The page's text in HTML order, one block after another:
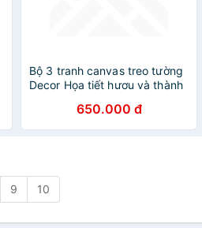
Bộ 3 tranh canvas treo tường
Decor Họa tiết hươu và thành
650.000 đ
9 10